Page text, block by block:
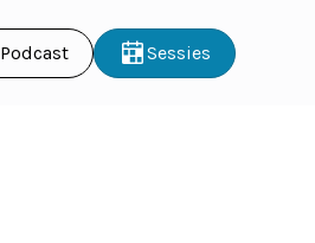
Podcast Sessies